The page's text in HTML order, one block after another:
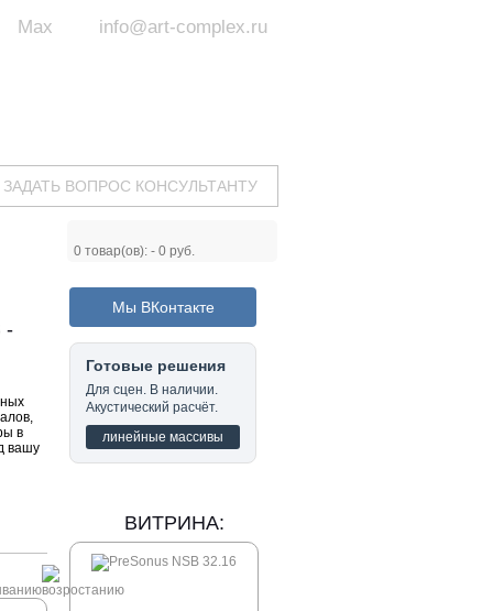
info@art-complex.ru
Max
ЗАДАТЬ ВОПРОС КОНСУЛЬТАНТУ
0 товар(ов): - 0 руб.
-
в
вашу
Мы ВКонтакте
Готовые решения
Для сцен. В наличии.
Акустический расчёт.
линейные массивы
ВИТРИНА: